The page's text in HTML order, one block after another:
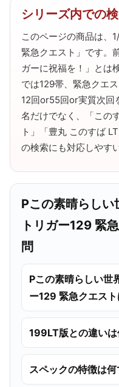
シリーズ内での
このページの商品は、
緊急クエスト」です。
ガーに祝福を！」とは
では129帯、緊急クエ
12回or55回or実質次回
名だけでなく、「この
ト」「豊丸 このすば
の検索にも対応しやす
Pこの素晴らしい
トリガー129 緊
問
Pこの素晴らしい世
ー129 緊急クエス
199LT版との違いは
スペックの特徴は何